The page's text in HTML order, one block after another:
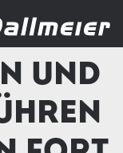
und